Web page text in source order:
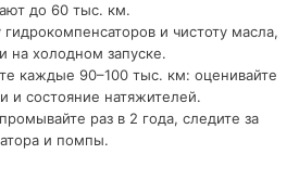
до 60 тыс. км.
гидрокомпенсаторов и чистоту масла,
на холодном запуске.
каждые 90–100 тыс. км: оценивайте
и состояние натяжителей.
раз в 2 года, следите за
и помпы.